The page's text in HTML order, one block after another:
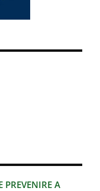
PREVENIRE A